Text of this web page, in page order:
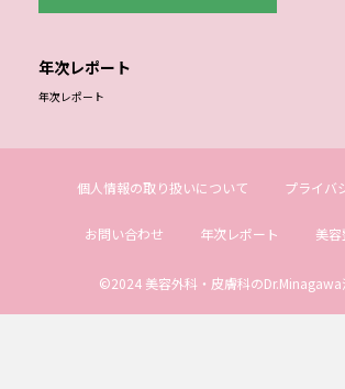
年次レポート
年次レポート
個人情報の取り扱いについて プライバ
お問い合わせ 年次レポート 美
©2024 美容外科・皮膚科のDr.Minagawa